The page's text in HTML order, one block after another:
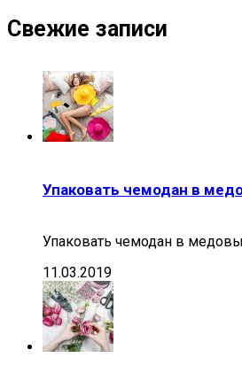
Свежие записи
Упаковать чемодан в
Упаковать чемодан в
11.03.2019